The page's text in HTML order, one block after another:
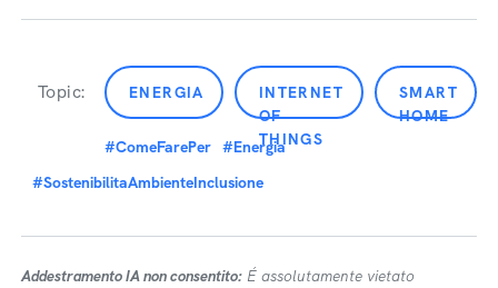
Topic: ENERGIA
INTERNET
OF
THINGS
SMART
HOME
#ComeFarePer #Energia
#SostenibilitaAmbienteInclusione
Addestramento IA non consentito: É assolutamente vietato